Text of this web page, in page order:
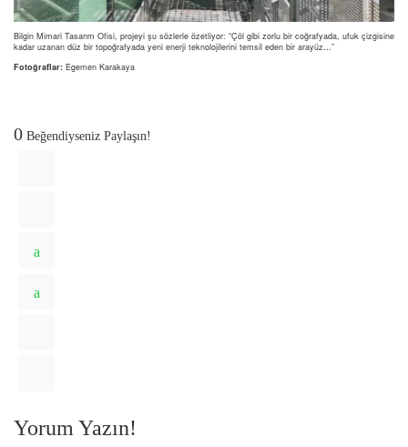
Bilgin Mimari Tasarım Ofisi, projeyi şu sözlerle özetliyor: “Çöl gibi zorlu bir coğrafyada, ufuk çizgisine
kadar uzanan düz bir topoğrafyada yeni enerji teknolojilerini temsil eden bir arayüz…”
Fotoğraflar: Egemen Karakaya
0 Beğendiyseniz Paylaşın!
Yorum Yazın!